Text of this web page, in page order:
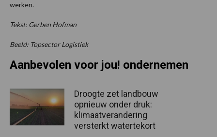
werken.
Tekst: Gerben Hofman
Beeld: Topsector Logistiek
Aanbevolen voor jou! ondernemen
Droogte zet landbouw
opnieuw onder druk:
klimaatverandering
versterkt watertekort